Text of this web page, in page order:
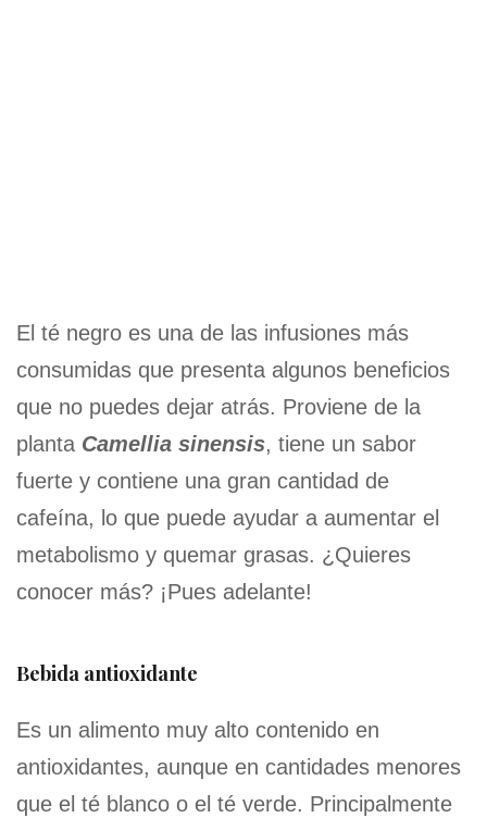
El té negro es una de las infusiones más
consumidas que presenta algunos beneficios
que no puedes dejar atrás. Proviene de la
planta Camellia sinensis, tiene un sabor
fuerte y contiene una gran cantidad de
cafeína, lo que puede ayudar a aumentar el
metabolismo y quemar grasas. ¿Quieres
conocer más? ¡Pues adelante!
Bebida antioxidante
Es un alimento muy alto contenido en
antioxidantes, aunque en cantidades menores
que el té blanco o el té verde. Principalmente